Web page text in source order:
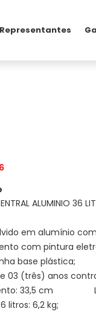
Representantes
ALUMINIO 36
em alumínio
com pintura
base plástica;
03 (três) anos
33,5 cm
litros: 6,2 kg;